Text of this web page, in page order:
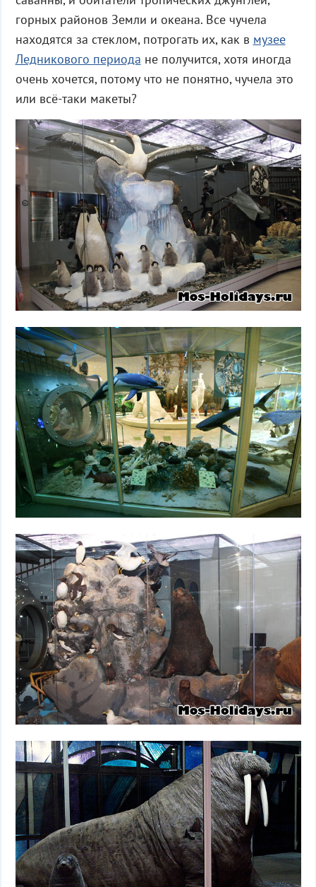
горных районов Земли и океана. Все чучела
находятся за стеклом, потрогать их, как в музее
Ледникового периода не получится, хотя иногда
очень хочется, потому что не понятно, чучела это
или всё-таки макеты?